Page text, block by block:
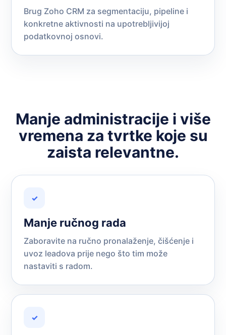
Brug Zoho CRM za segmentaciju, pipeline i
konkretne aktivnosti na upotrebljivijoj
podatkovnoj osnovi.
Manje administracije i više
vremena za tvrtke koje su
zaista relevantne.
✓
Manje ručnog rada
Zaboravite na ručno pronalaženje, čišćenje i
uvoz leadova prije nego što tim može
nastaviti s radom.
✓